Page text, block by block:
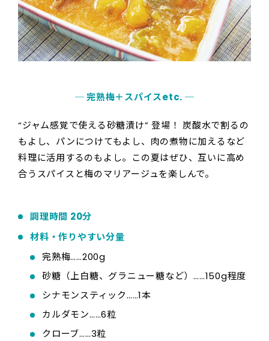
─ 完熟梅＋スパイスetc. ─
“ジャム感覚で使える砂糖漬け” 登場！ 炭酸水で割るの
もよし、パンにつけてもよし、肉の煮物に加えるなど
料理に活用するのもよし。この夏はぜひ、互いに高め
合うスパイスと梅のマリアージュを楽しんで。
調理時間 20分
材料・作りやすい分量
完熟梅……200g
砂糖（上白糖、グラニュー糖など）……150g程度
シナモンスティック……1本
カルダモン……6粒
クローブ……3粒